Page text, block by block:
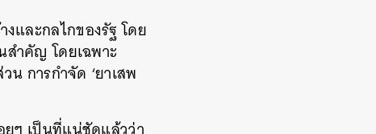
และกลไกของรัฐ โดย
ำคัญ โดยเฉพาะ
การกำจัด ‘ยาเสพ